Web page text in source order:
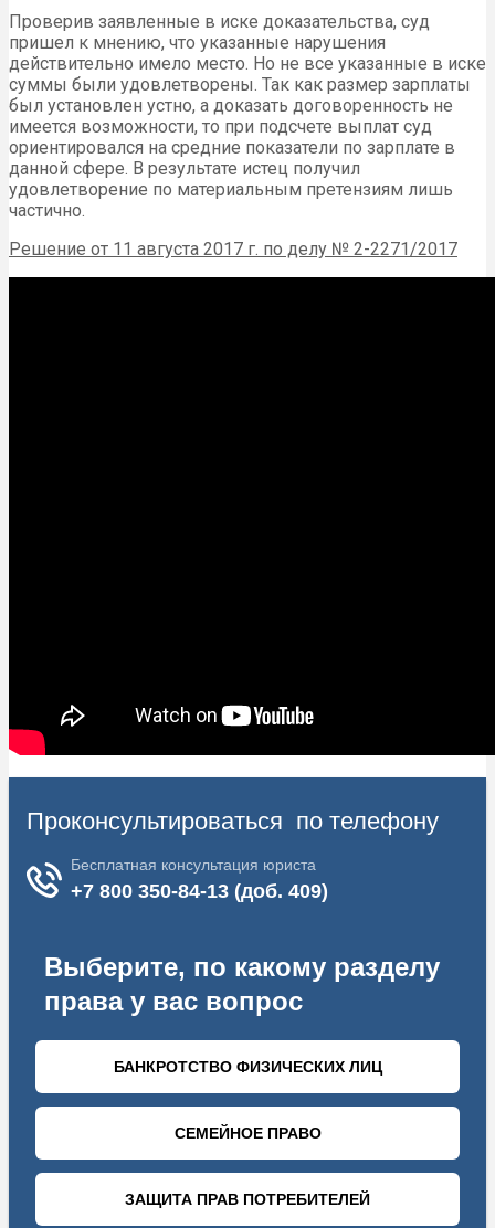
Проверив заявленные в иске доказательства, суд
пришел к мнению, что указанные нарушения
действительно имело место. Но не все указанные в иске
суммы были удовлетворены. Так как размер зарплаты
был установлен устно, а доказать договоренность не
имеется возможности, то при подсчете выплат суд
ориентировался на средние показатели по зарплате в
данной сфере. В результате истец получил
удовлетворение по материальным претензиям лишь
частично.
Решение от 11 августа 2017 г. по делу № 2-2271/2017